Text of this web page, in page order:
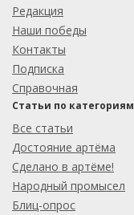
Редакция
Наши победы
Контакты
Подписка
Справочная
Статьи по категориям
Все статьи
Достояние артёма
Сделано в артёме!
Народный промысел
Блиц-опрос